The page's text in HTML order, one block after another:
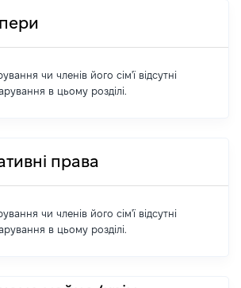
чи членів його сім'ї відсутні
в цьому розділі.
права
чи членів його сім'ї відсутні
в цьому розділі.